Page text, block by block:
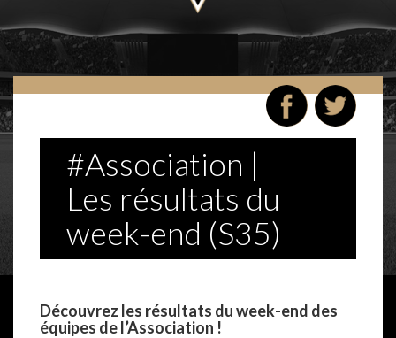
#Association |
Les résultats du
week-end (S35)
Découvrez les résultats du week-end des
équipes de l’Association !